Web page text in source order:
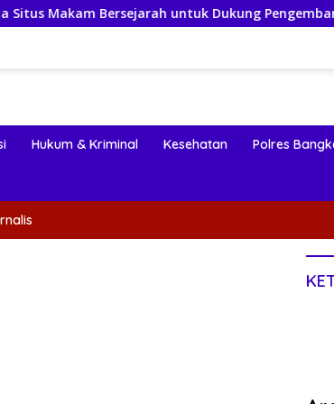
untuk Dukung Pengembangan Wisata
Hukum & Kriminal Kesehatan Polres